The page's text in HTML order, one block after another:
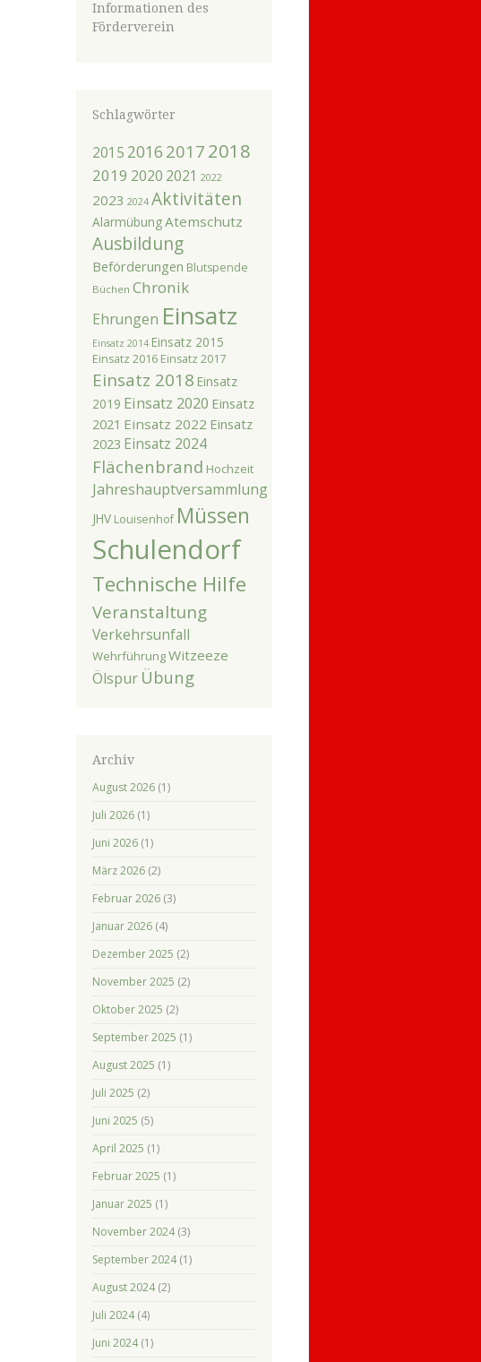
Informationen des
Förderverein
Schlagwörter
2015 2016 2017 2018
2019 2020 2021 2022
2023 2024 Aktivitäten
AlarmübungAtemschutz
Ausbildung
Beförderungen Blutspende
Büchen Chronik
Ehrungen Einsatz
Einsatz 2014 Einsatz 2015
Einsatz 2016 Einsatz 2017
Einsatz 2018 Einsatz
2019 Einsatz 2020 Einsatz
2021 Einsatz 2022 Einsatz
2023 Einsatz 2024
Flächenbrand Hochzeit
Jahreshauptversammlung
JHV Louisenhof Müssen
Schulendorf
Technische Hilfe
Veranstaltung
Verkehrsunfall
WehrführungWitzeeze
Ölspur Übung
Archiv
August 2026(1)
Juli 2026(1)
Juni 2026(1)
März 2026(2)
Februar 2026(3)
Januar 2026(4)
Dezember 2025 (2)
November 2025 (2)
Oktober 2025 (2)
September 2025 (1)
August 2025 (1)
Juli 2025 (2)
Juni 2025 (5)
April 2025 (1)
Februar 2025 (1)
Januar 2025 (1)
November 2024(3)
September 2024(1)
August 2024(2)
Juli 2024(4)
Juni 2024(1)